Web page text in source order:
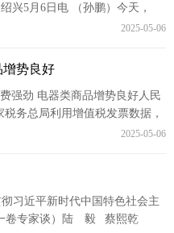
兴5月6日电 （孙鹏）今天，
纺织品面辅料博览会（春季）在
2025-05-06
增势良好
强劲 电器类商品增势良好人民
务总局利用增值税发票数据，
2025-05-06
习近平新时代中国特色社会主
一卷专家谈）陆 毅 蔡熙乾